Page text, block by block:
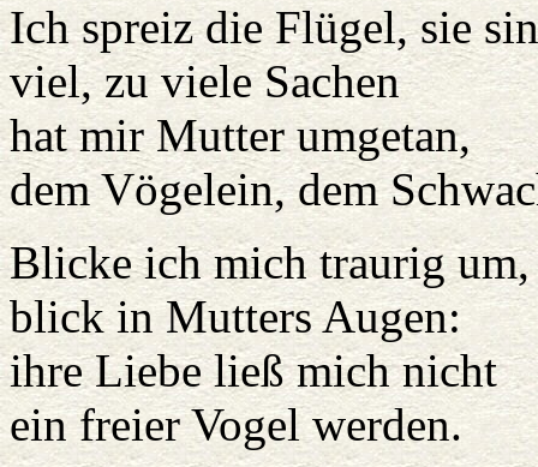
Ich spreiz die Flügel, sie
viel, zu viele Sachen
hat mir Mutter umgetan,
dem Vögelein, dem
Blicke ich mich traurig um,
blick in Mutters Augen:
ihre Liebe ließ mich nicht
ein freier Vogel werden.